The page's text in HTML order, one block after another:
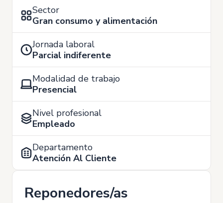
Sector
Gran consumo y alimentación
Jornada laboral
Parcial indiferente
Modalidad de trabajo
Presencial
Nivel profesional
Empleado
Departamento
Atención Al Cliente
Reponedores/as